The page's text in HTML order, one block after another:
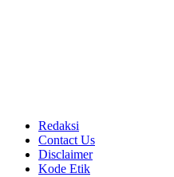
Redaksi
Contact Us
Disclaimer
Kode Etik